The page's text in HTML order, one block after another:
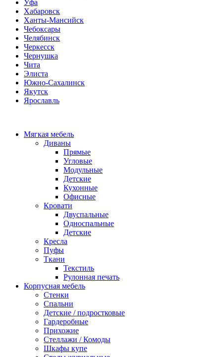
Уфа
Хабаровск
Ханты-Мансийск
Чебоксары
Челябинск
Черкесск
Чернушка
Чита
Элиста
Южно-Сахалинск
Якутск
Ярославль
Мягкая мебель
Диваны
Прямые
Угловые
Модульные
Детские
Кухонные
Офисные
Кровати
Двуспальные
Односпальные
Детские
Кресла
Пуфы
Ткани
Текстиль
Рулонная печать
Корпусная мебель
Стенки
Спальни
Детские / подростковые
Гардеробные
Прихожие
Стеллажи / Комоды
Шкафы купе